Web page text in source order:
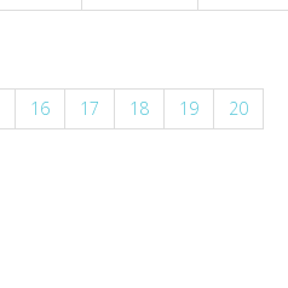
16 17 18 19
20